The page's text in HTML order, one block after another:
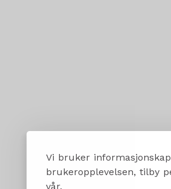
Vi bruker
brukeropplevelsen, tilby
vår.